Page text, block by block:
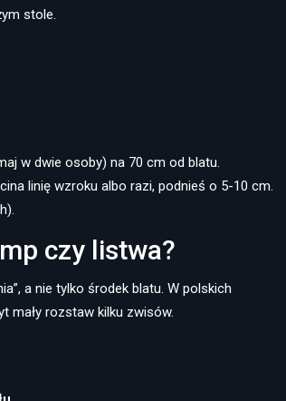
stole.
w dwie osoby) na 70 cm od blatu.
linię wzroku albo razi, podnieś o 5-10 cm.
czy listwa?
a nie tylko środek blatu. W polskich
mały rozstaw kilku zwisów.